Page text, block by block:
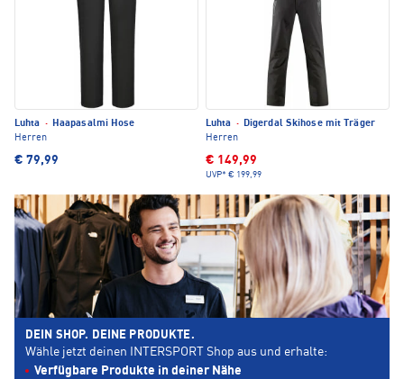
Luhta ·
Haapasalmi Hose
Herren
€ 79,99
Luhta ·
Digerdal Skihose mit Träger
Herren
€ 149,99
UVP* € 199,99
DEIN SHOP. DEINE PRODUKTE.
Wähle jetzt deinen INTERSPORT Shop aus und erhalte:
Verfügbare Produkte in deiner Nähe